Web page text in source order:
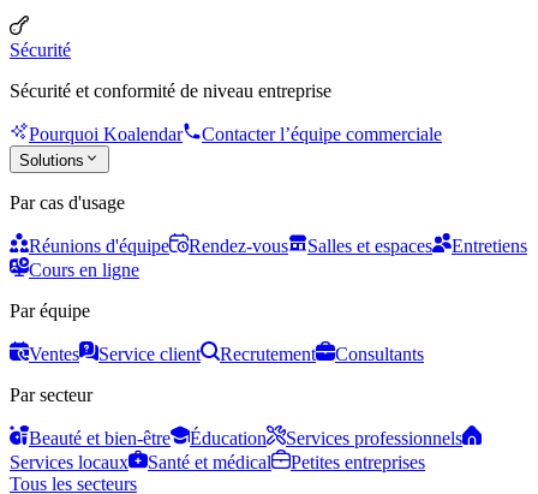
Sécurité
Sécurité et conformité de niveau entreprise
Pourquoi Koalendar Contacter l’équipe commerciale
Solutions
Par cas d'usage
Réunions d'équipe Rendez-vous Salles et espaces
Entretiens
Cours en ligne
Par équipe
Ventes Service client Recrutement
Consultants
Par secteur
Beauté et bien-être Éducation
Services professionnels
Services locaux
Santé et médical
Petites entreprises
Tous les secteurs